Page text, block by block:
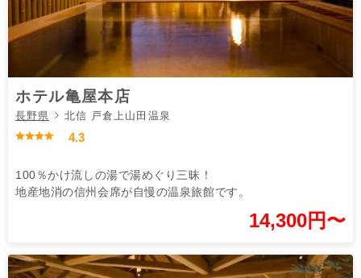
ホテル亀屋本店
長野県 北信 戸倉上山田温泉
4.3
100％かけ流しの湯で湯めぐり三昧！
地産地消の信州会席が自慢の温泉旅館です。
14,300円〜